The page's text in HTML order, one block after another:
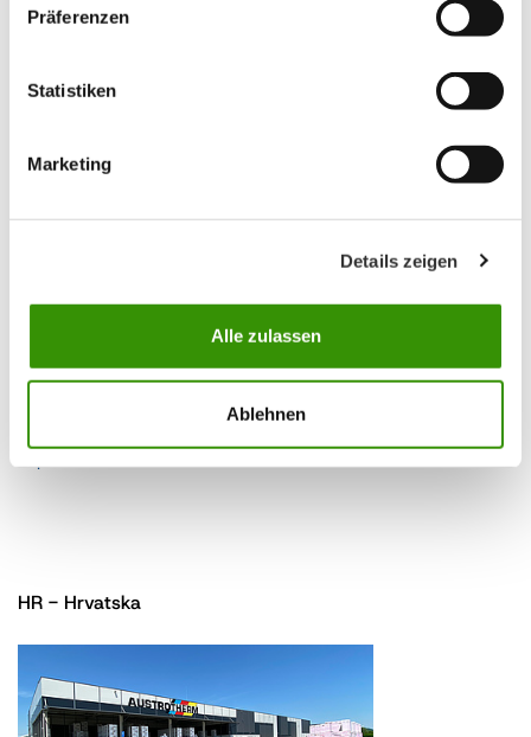
Präferenzen
Statistiken
Marketing
Details zeigen
Alle zulassen
Ablehnen
T +49 3877 5650-610
info@austrotherm.de
https://www.austrotherm.de
HR - Hrvatska